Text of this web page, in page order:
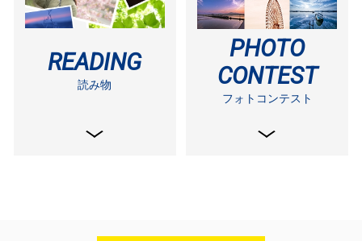
READING
読み物
PHOTO
CONTEST
フォトコンテスト